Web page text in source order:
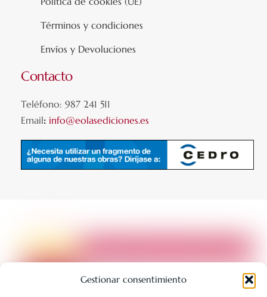
Gestionar consentimiento
Términos y condiciones
Envíos y Devoluciones
Contacto
Teléfono: 987 241 511
Email: info@eolasediciones.es